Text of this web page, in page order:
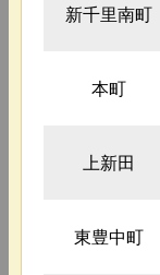
新千里南町
本町
上新田
東豊中町